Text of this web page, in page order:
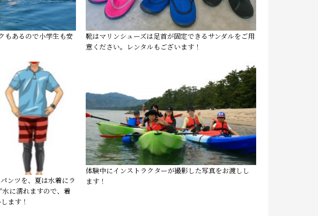
もあるので小学生も安
靴はマリンシューズは足首が固定できるサンダルをご用
意ください。レンタルもございます！
ンツを、夏は水着にラ
に濡れますので、着
ます！
体験中にインストラクターが撮影した写真をお渡しし
ます！